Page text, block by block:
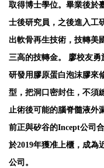
取得博士學位。畢業後於
士後研究員，之後進入工
出軟骨再生技術，技轉美
三高的技轉金。 廖校友勇
研發用膠原蛋白泡沫膠來
型，把洞口密封住，不須
止術後可能的腦脊髓液外
前正與矽谷的Incept公司
於2019年獲准上櫃，成為
公司。